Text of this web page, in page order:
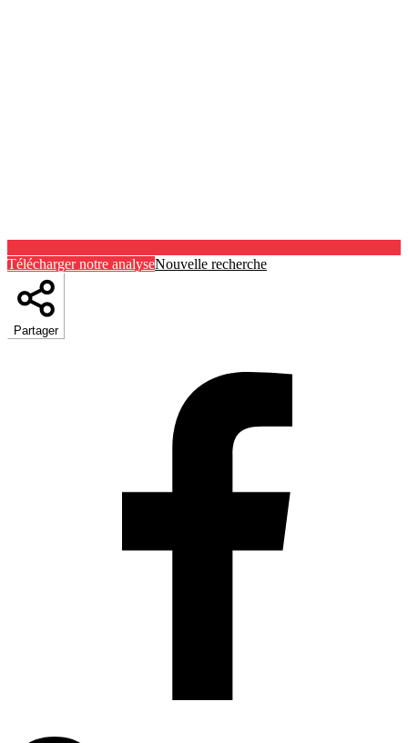
Télécharger notre analyseNouvelle recherche
Partager